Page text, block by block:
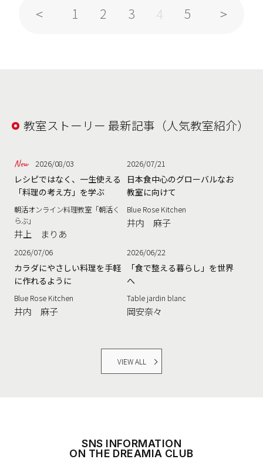
1 2 3 4 5
教室ストーリー 最新記事（人気教室紹介）
2026/08/03
レシピではなく、一生使える
「料理の考え方」を学ぶ
朝活オンライン料理教室「朝活く
らぶ」
井上 まりあ
2026/07/21
日本食中心のグローバルなお
教室に向けて
Blue Rose Kitchen
井内 麻子
2026/07/06
カラダにやさしい料理を手軽
に作れるように
Blue Rose Kitchen
井内 麻子
2026/06/22
「食で整える暮らし」を世界
へ
Table jardin blanc
岡安奈々
VIEW ALL
SNS INFORMATION
ON THE DREAMIA CLUB